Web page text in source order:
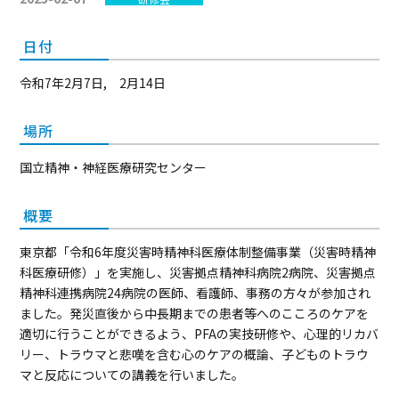
日付
令和7年2月7日, 2月14日
場所
国立精神・神経医療研究センター
概要
東京都「令和6年度災害時精神科医療体制整備事業（災害時精神
科医療研修）」を実施し、災害拠点精神科病院2病院、災害拠点
精神科連携病院24病院の医師、看護師、事務の方々が参加され
ました。発災直後から中長期までの患者等へのこころのケアを
適切に行うことができるよう、PFAの実技研修や、心理的リカバ
リー、トラウマと悲嘆を含む心のケアの概論、子どものトラウ
マと反応についての講義を行いました。